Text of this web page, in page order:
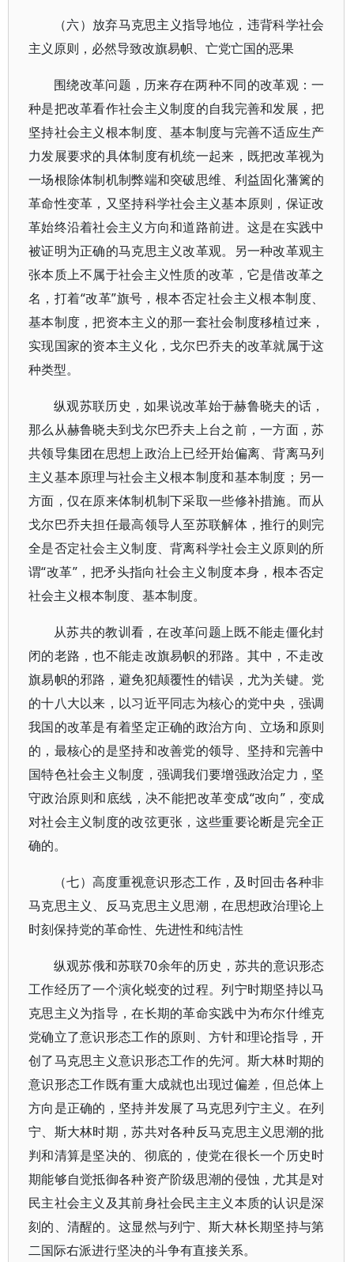
（六）放弃马克思主义指导地位，违背科学社会
主义原则，必然导致改旗易帜、亡党亡国的恶果
围绕改革问题，历来存在两种不同的改革观：一
种是把改革看作社会主义制度的自我完善和发展，把
坚持社会主义根本制度、基本制度与完善不适应生产
力发展要求的具体制度有机统一起来，既把改革视为
一场根除体制机制弊端和突破思维、利益固化藩篱的
革命性变革，又坚持科学社会主义基本原则，保证改
革始终沿着社会主义方向和道路前进。这是在实践中
被证明为正确的马克思主义改革观。另一种改革观主
张本质上不属于社会主义性质的改革，它是借改革之
名，打着“改革”旗号，根本否定社会主义根本制度、
基本制度，把资本主义的那一套社会制度移植过来，
实现国家的资本主义化，戈尔巴乔夫的改革就属于这
种类型。
纵观苏联历史，如果说改革始于赫鲁晓夫的话，
那么从赫鲁晓夫到戈尔巴乔夫上台之前，一方面，苏
共领导集团在思想上政治上已经开始偏离、背离马列
主义基本原理与社会主义根本制度和基本制度；另一
方面，仅在原来体制机制下采取一些修补措施。而从
戈尔巴乔夫担任最高领导人至苏联解体，推行的则完
全是否定社会主义制度、背离科学社会主义原则的所
谓“改革”，把矛头指向社会主义制度本身，根本否定
社会主义根本制度、基本制度。
从苏共的教训看，在改革问题上既不能走僵化封
闭的老路，也不能走改旗易帜的邪路。其中，不走改
旗易帜的邪路，避免犯颠覆性的错误，尤为关键。党
的十八大以来，以习近平同志为核心的党中央，强调
我国的改革是有着坚定正确的政治方向、立场和原则
的，最核心的是坚持和改善党的领导、坚持和完善中
国特色社会主义制度，强调我们要增强政治定力，坚
守政治原则和底线，决不能把改革变成“改向”，变成
对社会主义制度的改弦更张，这些重要论断是完全正
确的。
（七）高度重视意识形态工作，及时回击各种非
马克思主义、反马克思主义思潮，在思想政治理论上
时刻保持党的革命性、先进性和纯洁性
纵观苏俄和苏联70余年的历史，苏共的意识形态
工作经历了一个演化蜕变的过程。列宁时期坚持以马
克思主义为指导，在长期的革命实践中为布尔什维克
党确立了意识形态工作的原则、方针和理论指导，开
创了马克思主义意识形态工作的先河。斯大林时期的
意识形态工作既有重大成就也出现过偏差，但总体上
方向是正确的，坚持并发展了马克思列宁主义。在列
宁、斯大林时期，苏共对各种反马克思主义思潮的批
判和清算是坚决的、彻底的，使党在很长一个历史时
期能够自觉抵御各种资产阶级思潮的侵蚀，尤其是对
民主社会主义及其前身社会民主主义本质的认识是深
刻的、清醒的。这显然与列宁、斯大林长期坚持与第
二国际右派进行坚决的斗争有直接关系。